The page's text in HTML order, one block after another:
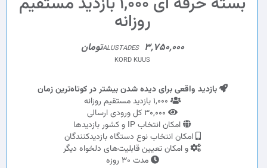
روزانه
ALUSTADES 3,750,000تومان
KORD KUUS
بازدید واقعی برای دیده شدن بیشتر در کوتاه‌ترین زمان
امکان انتخاب IP و کشور بازدیدها
امکان انتخاب نوع دستگاه بازدیدکنندگان
و امکان تعیین قابلیت‌های دلخواه دیگر
مدت 30 روزه